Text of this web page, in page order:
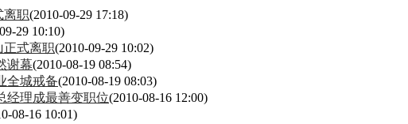
离职(2010-09-29 17:18)
29 10:10)
正式离职(2010-09-29 10:02)
谢幕(2010-08-19 08:54)
全城戒备(2010-08-19 08:03)
经理成最善变职位(2010-08-16 12:00)
08-16 10:01)